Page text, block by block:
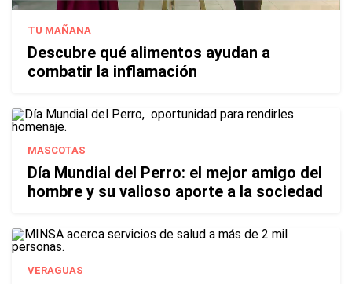
TU MAÑANA
Descubre qué alimentos ayudan a
combatir la inflamación
MASCOTAS
Día Mundial del Perro: el mejor amigo del
hombre y su valioso aporte a la sociedad
VERAGUAS